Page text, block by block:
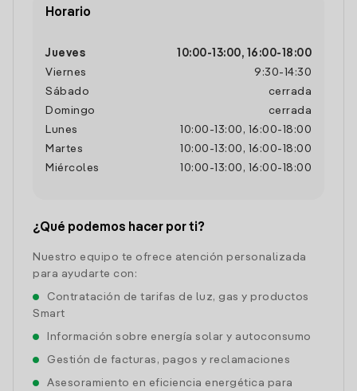
Horario
Jueves 10:00- 13:00, 16:00- 18:00
Viernes
9:30- 14:30
Sábado
cerrada
Domingo
cerrada
Lunes
10:00 - 13:00 , 16:00- 18:00
Martes
10:00 - 13:00 , 16:00- 18:00
Miércoles
10:00 - 13:00 , 16:00- 18:00
¿Qué podemos hacer por ti?
Nuestro equipo te ofrece atención personalizada
para ayudarte con:
Contratación de tarifas de luz, gas y productos
Smart
Información sobre energía solar y autoconsumo
Gestión de facturas, pagos y reclamaciones
Asesoramiento en eficiencia energética para